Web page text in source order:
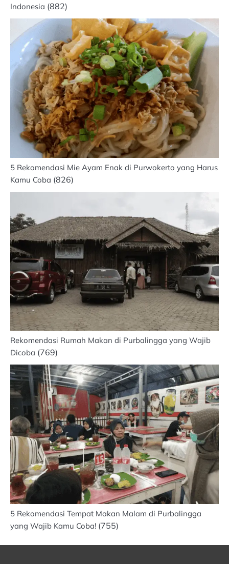
Indonesia (882)
5 Rekomendasi Mie Ayam Enak di Purwokerto yang Harus
Kamu Coba (826)
Rekomendasi Rumah Makan di Purbalingga yang Wajib
Dicoba (769)
5 Rekomendasi Tempat Makan Malam di Purbalingga
yang Wajib Kamu Coba! (755)